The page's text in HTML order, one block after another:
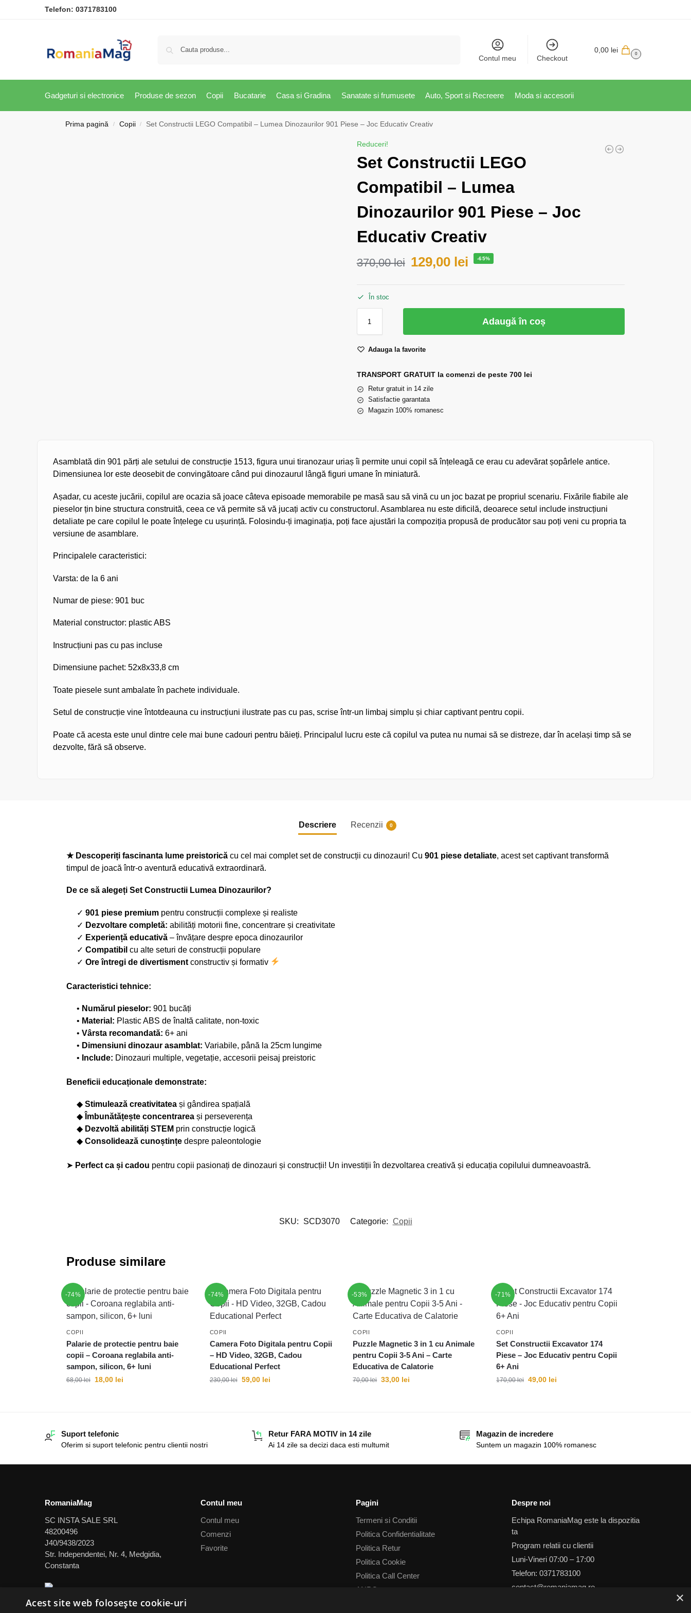
Telefon: 0371783100
Contul meu Checkout
0,00 lei 0
Gadgeturi si electronice Produse de sezon Copii Bucatarie Casa si Gradina Sanatate si frumusete Auto, Sport si Recreere Moda si accesorii
Prima pagină / Copii / Set Constructii LEGO Compatibil – Lumea Dinozaurilor 901 Piese – Joc Educativ Creativ
Reduceri!
Set Constructii LEGO
Compatibil – Lumea
Dinozaurilor 901 Piese – Joc
Educativ Creativ
370,00lei 129,00 lei -65%
În stoc
Adaugă în coș
Adauga la favorite
TRANSPORT GRATUIT la comenzi de peste 700 lei
Retur gratuit in 14 zile
Satisfactie garantata
Magazin 100% romanesc
Asamblată din 901 părți ale setului de construcție 1513, figura unui tiranozaur uriaș îi permite unui copil să înțeleagă ce erau cu adevărat șopârlele antice.
Dimensiunea lor este deosebit de convingătoare când pui dinozaurul lângă figuri umane în miniatură.
Așadar, cu aceste jucării, copilul are ocazia să joace câteva episoade memorabile pe masă sau să vină cu un joc bazat pe propriul scenariu. Fixările fiabile ale
pieselor țin bine structura construită, ceea ce vă permite să vă jucați activ cu constructorul. Asamblarea nu este dificilă, deoarece setul include instrucțiuni
detaliate pe care copilul le poate înțelege cu ușurință. Folosindu-ți imaginația, poți face ajustări la compoziția propusă de producător sau poți veni cu propria ta
versiune de asamblare.
Principalele caracteristici:
Varsta: de la 6 ani
Numar de piese: 901 buc
Material constructor: plastic ABS
Instrucțiuni pas cu pas incluse
Dimensiune pachet: 52x8x33,8 cm
Toate piesele sunt ambalate în pachete individuale.
Setul de construcție vine întotdeauna cu instrucțiuni ilustrate pas cu pas, scrise într-un limbaj simplu și chiar captivant pentru copii.
Poate că acesta este unul dintre cele mai bune cadouri pentru băieți. Principalul lucru este că copilul va putea nu numai să se distreze, dar în același timp să se
dezvolte, fără să observe.
Descriere Recenzii 0
★ Descoperiți fascinanta lume preistoricăcu cel mai complet set de construcții cu dinozauri! Cu 901 piese detaliate, acest set captivant transformă
timpul de joacă într-o aventură educativă extraordinară.
De ce să alegeți Set Constructii Lumea Dinozaurilor?
✓ 901 piese premiumpentru construcții complexe și realiste
✓ Dezvoltare completă: abilități motorii fine, concentrare și creativitate
✓ Experiență educativă– învățare despre epoca dinozaurilor
✓ Compatibil cu alte seturi de construcții populare
✓ Ore întregi de divertismentconstructiv și formativ
Caracteristici tehnice:
• Numărul pieselor: 901 bucăți
• Material: Plastic ABS de înaltă calitate, non-toxic
• Vârsta recomandată: 6+ ani
• Dimensiuni dinozaur asamblat: Variabile, până la 25cm lungime
• Include: Dinozauri multiple, vegetație, accesorii peisaj preistoric
Beneficii educaționale demonstrate:
◆ Stimulează creativitateași gândirea spațială
◆ Îmbunătățește concentrareași perseverența
◆ Dezvoltă abilități STEM prin construcție logică
◆ Consolidează cunoștințedespre paleontologie
➤ Perfect ca și cadou pentru copii pasionați de dinozauri și construcții! Un investiții în dezvoltarea creativă și educația copilului dumneavoastră.
SKU: SCD3070 Categorie: Copii
Produse similare
-74%
COPII
Palarie de protectie pentru baie
copii – Coroana reglabila anti-
sampon, silicon, 6+ luni
68,00lei 18,00 lei
-74%
COPII
Camera Foto Digitala pentru Copii
– HD Video, 32GB, Cadou
Educational Perfect
230,00lei 59,00 lei
-53%
COPII
Puzzle Magnetic 3 in 1 cu Animale
pentru Copii 3-5 Ani – Carte
Educativa de Calatorie
70,00lei 33,00 lei
-71%
COPII
Set Constructii Excavator 174
Piese – Joc Educativ pentru Copii
6+ Ani
170,00lei 49,00 lei
Suport telefonic
Oferim si suport telefonic pentru clientii nostri
Retur FARA MOTIV in 14 zile
Ai 14 zile sa decizi daca esti multumit
Magazin de incredere
Suntem un magazin 100% romanesc
RomaniaMag
SC INSTA SALE SRL
48200496
J40/9438/2023
Str. Independentei, Nr. 4, Medgidia,
Constanta
Contul meu
Contul meu
Comenzi
Favorite
Pagini
Termeni si Conditii
Politica Confidentialitate
Politica Retur
Politica Cookie
Politica Call Center
ANPC
Despre noi
Echipa RomaniaMag este la dispozitia
ta
Program relatii cu clientii
Luni-Vineri 07:00 – 17:00
Telefon: 0371783100
contact@romaniamag.ro
×
Acest site web folosește cookie-uri